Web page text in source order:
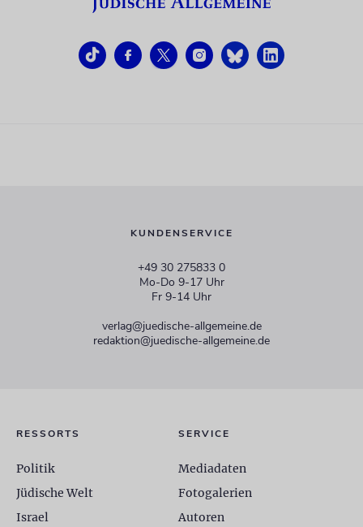
KUNDENSERVICE
+49 30 275833 0
Mo-Do 9-17 Uhr
Fr 9-14 Uhr
verlag@juedische-allgemeine.de
redaktion@juedische-allgemeine.de
RESSORTS
Politik
Jüdische Welt
Israel
SERVICE
Mediadaten
Fotogalerien
Autoren